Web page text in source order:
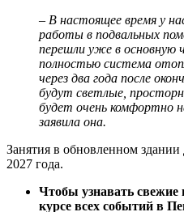
– В настоящее время у
работы в подвальных
перешли уже в основную
полностью система
через два года после
будут светлые,
будет очень комфортно
заявила она.
Занятия в обновленном здании
2027 года.
Чтобы узнавать
курсе всех событий в